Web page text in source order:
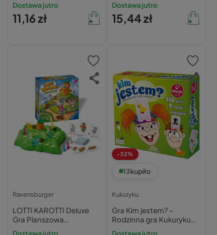
Dostawa jutro
11,16 zł
Dostawa jutro
15,44 zł
Ravensburger
LOTTI KAROTTI Deluxe
Gra Planszowa
Przygodowa 4+
Dostawa jutro
-32%
13kupiło
Kukuryku
Gra Kim jestem? –
Rodzinna gra Kukuryku
dla dzieci od 4 lat
Dostawa jutro